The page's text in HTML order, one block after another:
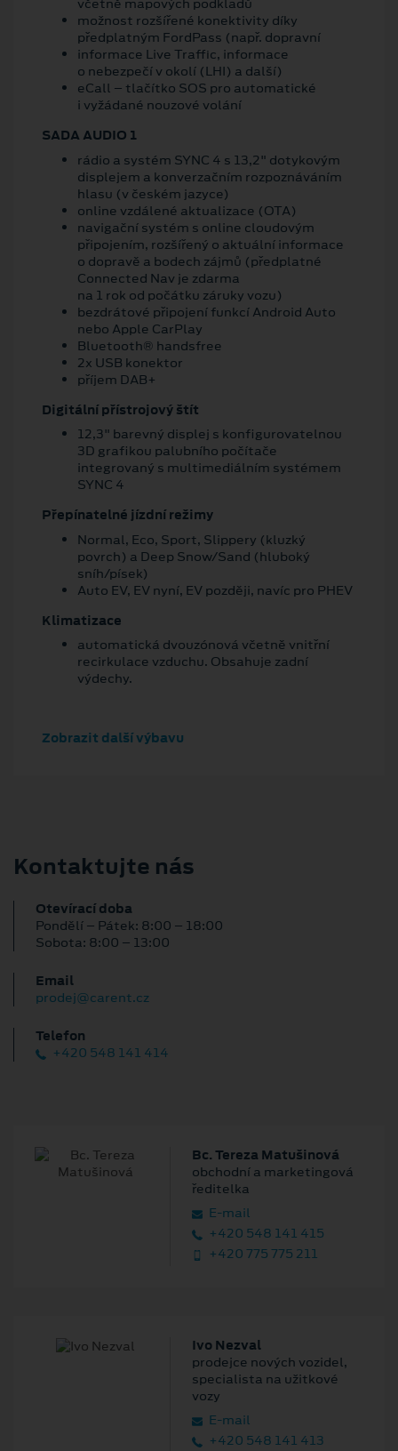
možnost rozšířené konektivity díky
předplatným FordPass (např. dopravní
informace Live Traffic, informace
o nebezpečí v okolí (LHI) a další)
eCall – tlačítko SOS pro automatické
i vyžádané nouzové volání
SADA AUDIO 1
rádio a systém SYNC 4 s 13,2" dotykovým
displejem a konverzačním rozpoznáváním
hlasu (v českém jazyce)
online vzdálené aktualizace (OTA)
navigační systém s online cloudovým
připojením, rozšířený o aktuální informace
o dopravě a bodech zájmů (předplatné
Connected Nav je zdarma
na 1 rok od počátku záruky vozu)
bezdrátové připojení funkcí Android Auto
nebo Apple CarPlay
Bluetooth® handsfree
2x USB konektor
příjem DAB+
Digitální přístrojový štít
12,3" barevný displej s konfigurovatelnou
3D grafikou palubního počítače
integrovaný s multimediálním systémem
SYNC 4
Přepínatelné jízdní režimy
Normal, Eco, Sport, Slippery (kluzký
povrch) a Deep Snow/Sand (hluboký
sníh/písek)
Auto EV, EV nyní, EV později, navíc pro PHEV
Klimatizace
automatická dvouzónová včetně vnitřní
recirkulace vzduchu. Obsahuje zadní
výdechy.
Zobrazit další výbavu
Kontaktujte nás
Otevírací doba
Pondělí – Pátek: 8:00 – 18:00
Sobota: 8:00 – 13:00
Email
prodej@carent.cz
Telefon
+420 548 141 414
Bc. Tereza Matušinová
obchodní a marketingová
ředitelka
E‑mail
+420 548 141 415
+420 775 775 211
Ivo Nezval
prodejce nových vozidel,
specialista na užitkové
vozy
E‑mail
+420 548 141 413